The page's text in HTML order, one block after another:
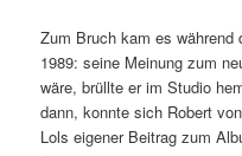
Zum Bruch kam es
1989: seine Meinung zum
wäre, brüllte er im Studio
dann, konnte sich Robert
Lols eigener Beitrag zum